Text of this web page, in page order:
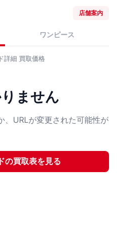
店舗案内
ワンピース
詳細 買取価格
ません
、URLが変更された可能性が
の買取表を見る